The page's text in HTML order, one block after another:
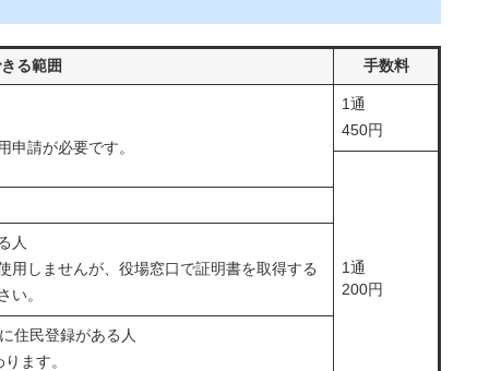
る範囲 手数料
請が必要です。
1通
450円
1通
200円
人
しませんが、役場窓口で証明書を取得する
い。
住民登録がある人
ます。